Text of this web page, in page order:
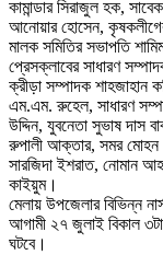
কামান্ডার সিরাজুল হক,
আনোয়ার হোসেন, কৃষকলীগের
মালক সমিতির সভাপতি
প্রেসক্লাবের সাধারণ
ক্রীড়া সম্পাদক শাহজাহান
এম.এম. রুহেল, সাধারণ
উদ্দিন, যুবনেতা সুভাষ
রুপালী আক্তার, সমর মোহন
সারজিদা ইশরাত, নোমান
কাইয়ুম।
মেলায় উপজেলার বিভিন্ন
আগামী ২৭ জুলাই বিকাল
ঘটবে।